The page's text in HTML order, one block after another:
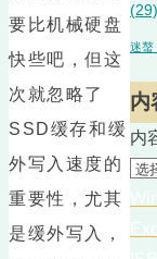
要比机械硬盘
快些吧，但这
次就忽略了
SSD缓存和缓
外写入速度的
重要性，尤其
是缓外写入，
(29)
迷螯
内
内